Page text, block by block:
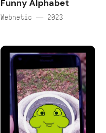
Funny Alphabet
Webnetic — 2023